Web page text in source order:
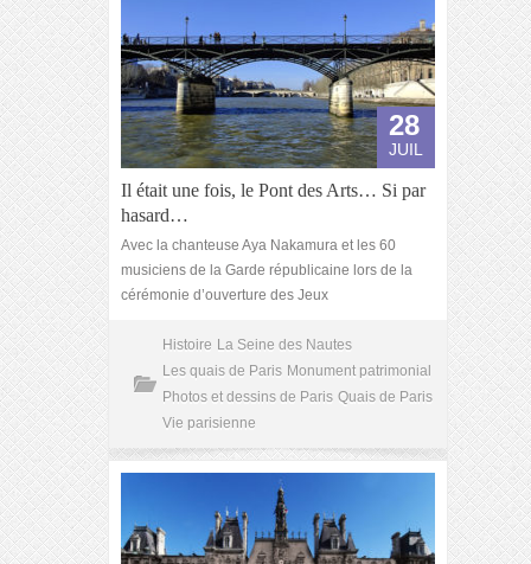
28
JUIL
Il était une fois, le Pont des Arts… Si par
hasard…
Avec la chanteuse Aya Nakamura et les 60
musiciens de la Garde républicaine lors de la
cérémonie d’ouverture des Jeux
Histoire La Seine des Nautes
Les quais de Paris Monument patrimonial
Photos et dessins de Paris Quais de Paris
Vie parisienne